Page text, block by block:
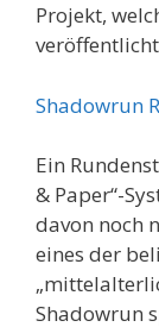
Projekt,
Shadowrun
Ein
& Paper“-
davon noch
eines der
Shadowrun